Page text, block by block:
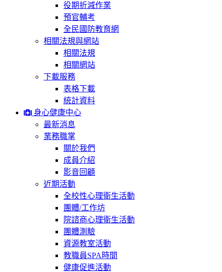
役期折減作業
預官輔考
全民國防教育網
相關法規與網站
相關法規
相關網站
下載服務
表格下載
統計資料
身心健康中心
最新消息
業務職掌
關於我們
成員介紹
影音回顧
近期活動
全校性心理衛生活動
團體/工作坊
院諮商心理衛生活動
團體測驗
資源教室活動
教職員SPA時間
健康促進活動